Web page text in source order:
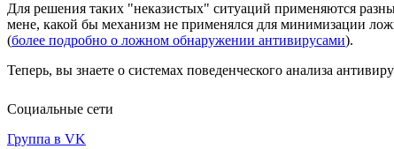
Для решения таких "неказистых" ситуаций применяются
мене, какой бы механизм не применялся для минимизации
(более подробно о ложном обнаружении антивирусами).
Теперь, вы знаете о системах поведенческого анализа
Социальные сети
Группа в VK